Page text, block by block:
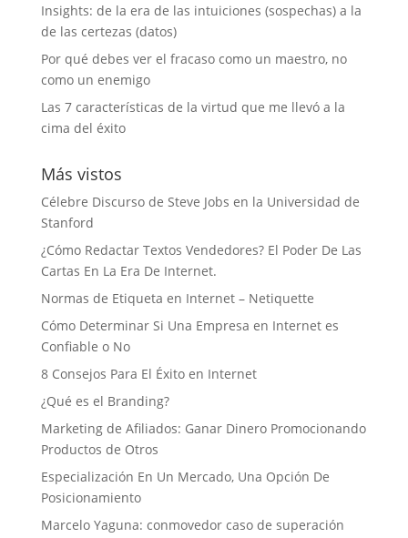
Insights: de la era de las intuiciones (sospechas) a la
de las certezas (datos)
Por qué debes ver el fracaso como un maestro, no
como un enemigo
Las 7 características de la virtud que me llevó a la
cima del éxito
Más vistos
Célebre Discurso de Steve Jobs en la Universidad de
Stanford
¿Cómo Redactar Textos Vendedores? El Poder De Las
Cartas En La Era De Internet.
Normas de Etiqueta en Internet – Netiquette
Cómo Determinar Si Una Empresa en Internet es
Confiable o No
8 Consejos Para El Éxito en Internet
¿Qué es el Branding?
Marketing de Afiliados: Ganar Dinero Promocionando
Productos de Otros
Especialización En Un Mercado, Una Opción De
Posicionamiento
Marcelo Yaguna: conmovedor caso de superación